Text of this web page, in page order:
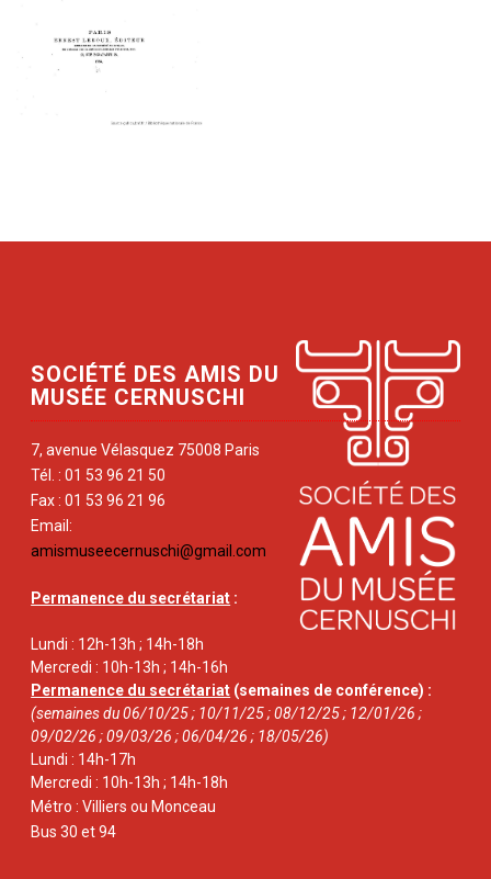
SOCIÉTÉ DES AMIS DU
MUSÉE CERNUSCHI
7, avenue Vélasquez 75008 Paris
Tél. : 01 53 96 21 50
Fax : 01 53 96 21 96
Email:
amismuseecernuschi@gmail.com
Permanence du secrétariat :
Lundi : 12h-13h ; 14h-18h
Mercredi : 10h-13h ; 14h-16h
Permanence du secrétariat (semaines de conférence) :
(semaines du 06/10/25 ; 10/11/25 ; 08/12/25 ; 12/01/26 ;
09/02/26 ; 09/03/26 ; 06/04/26 ; 18/05/26)
Lundi : 14h-17h
Mercredi : 10h-13h ; 14h-18h
Métro : Villiers ou Monceau
Bus 30 et 94